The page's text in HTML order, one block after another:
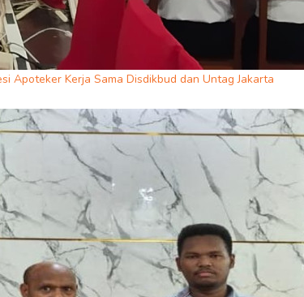
Apoteker Kerja Sama Disdikbud dan Untag Jakarta